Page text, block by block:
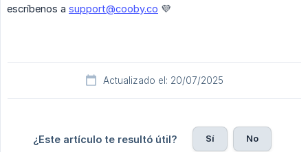
escríbenos a support@cooby.co 💜
Actualizado el: 20/07/2025
¿Este artículo te resultó útil? Sí No